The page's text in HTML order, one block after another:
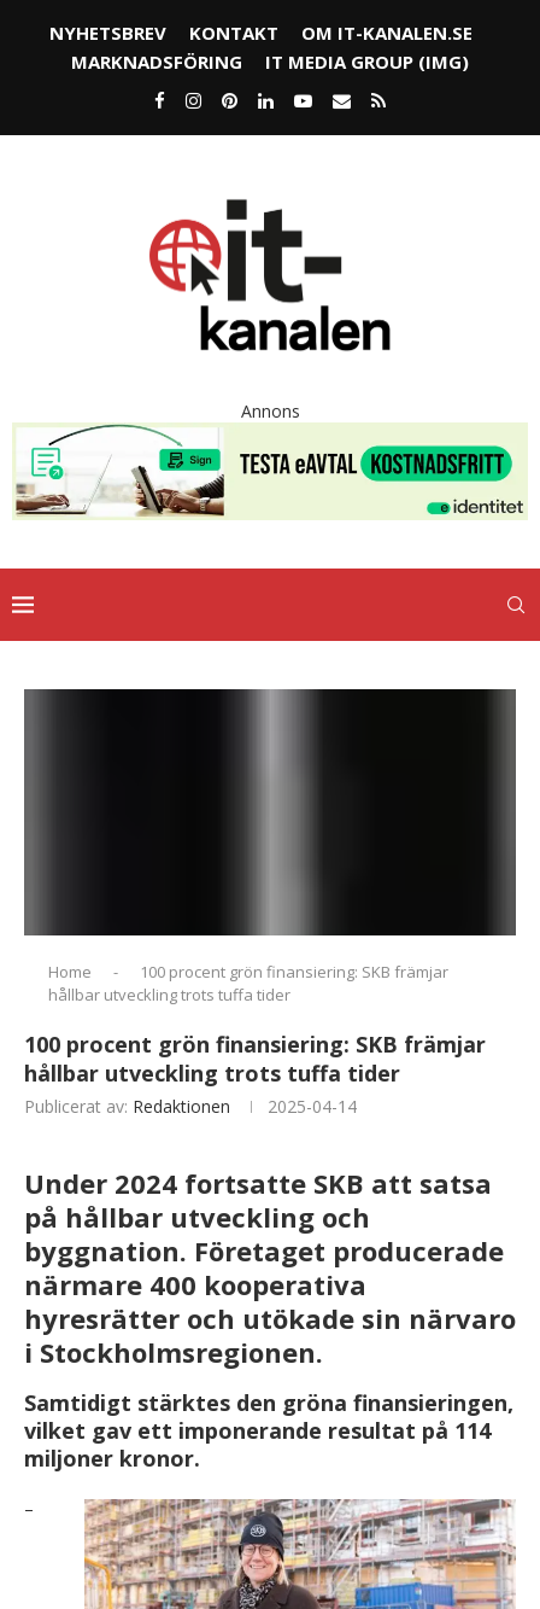
NYHETSBREV KONTAKT
OM IT-KANALEN.SE
MARKNADSFÖRING
IT MEDIA GROUP (IMG)
Annons
Home -
100 procent grön finansiering: SKB främjar
hållbar utveckling trots tuffa tider
100 procent grön finansiering: SKB främjar
hållbar utveckling trots tuffa tider
Publicerat av: Redaktionen 2025-04-14
Under 2024 fortsatte SKB att satsa
på hållbar utveckling och
byggnation. Företaget producerade
närmare 400 kooperativa
hyresrätter och utökade sin närvaro
i Stockholmsregionen.
Samtidigt stärktes den gröna finansieringen,
vilket gav ett imponerande resultat på 114
miljoner kronor.
–